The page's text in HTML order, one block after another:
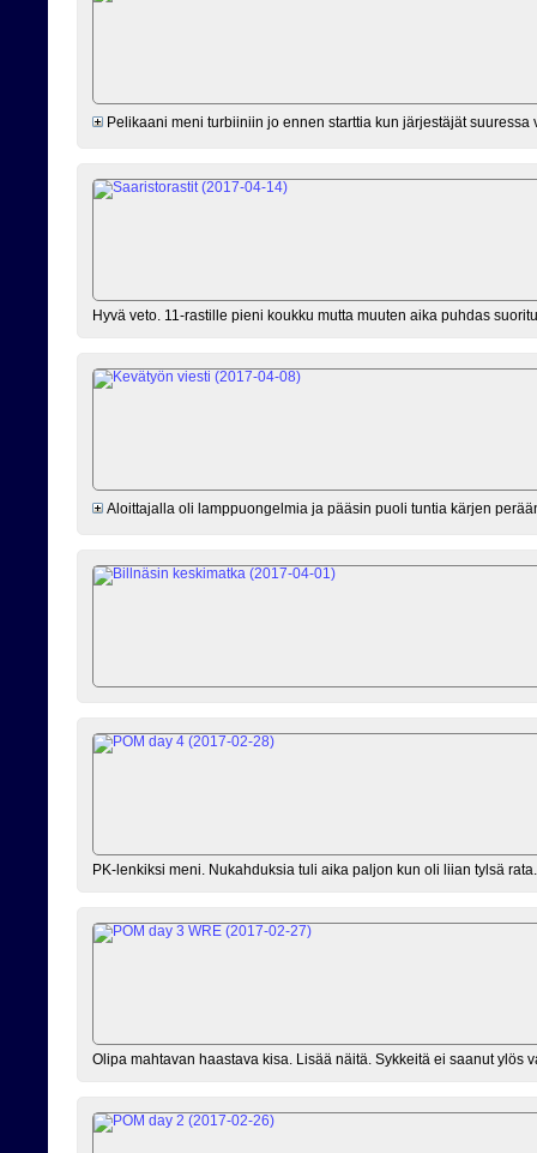
Pelikaani meni turbiiniin jo ennen starttia kun järjestäjät
Hyvä veto. 11-rastille pieni koukku mutta muuten aika puhdas
Aloittajalla oli lamppuongelmia ja pääsin puoli tuntia kärjen
PK-lenkiksi meni. Nukahduksia tuli aika paljon kun oli liian tylsä rata.
Olipa mahtavan haastava kisa. Lisää näitä. Sykkeitä ei saanut ylös